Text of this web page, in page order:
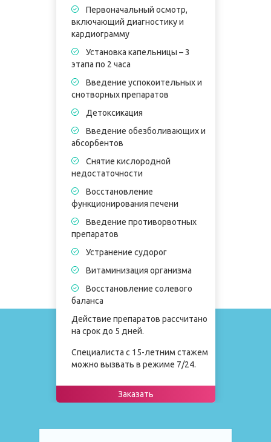
Первоначальный осмотр,
включающий диагностику и
кардиограмму
Установка капельницы – 3
этапа по 2 часа
Введение успокоительных и
снотворных препаратов
Детоксикация
Введение обезболивающих и
абсорбентов
Снятие кислородной
недостаточности
Восстановление
функционирования печени
Введение противорвотных
препаратов
Устранение судорог
Витаминизация организма
Восстановление солевого
баланса
Действие препаратов рассчитано
на срок до 5 дней.
Специалиста с 15-летним стажем
можно вызвать в режиме 7/24.
Заказать